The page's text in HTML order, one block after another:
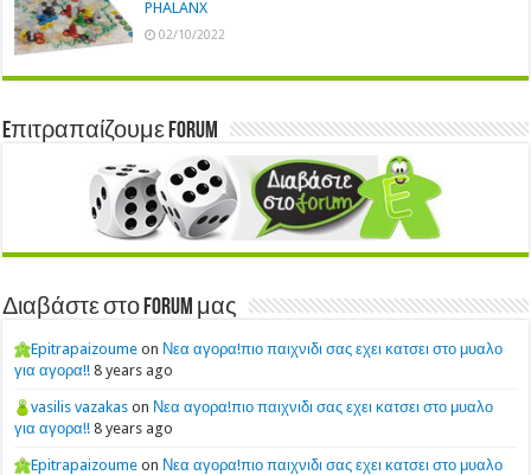
PHALANX
02/10/2022
Eπιτραπαίζουμε Forum
Διαβάστε στο Forum μας
Epitrapaizoume on Νεα αγορα!πιο παιχνιδι σας εχει κατσει στο μυαλο
για αγορα!! 8 years ago
vasilis vazakas on Νεα αγορα!πιο παιχνιδι σας εχει κατσει στο μυαλο
για αγορα!! 8 years ago
Epitrapaizoume on Νεα αγορα!πιο παιχνιδι σας εχει κατσει στο μυαλο